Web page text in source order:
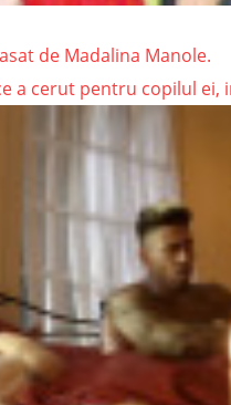
de Madalina Manole.
a cerut pentru copilul ei,